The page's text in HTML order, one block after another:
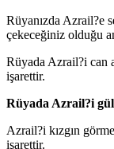
Rüyanızda Azrail?e
çekeceğiniz olduğu
Rüyada Azrail?i can
işarettir.
Rüyada Azrail?i
Azrail?i kızgın
işarettir.